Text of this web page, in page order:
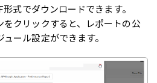
式でダウンロードできます。
をクリックすると、レポートの公
ール設定ができます。